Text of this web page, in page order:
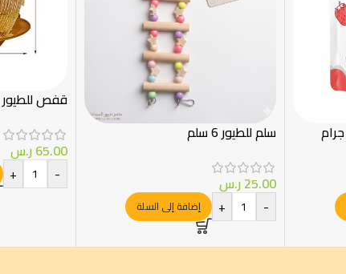
سلم للطيور 6 سلم
25.00ر.س
-
+ إضافة إلى السلة
قفص
65.00ر.س
-
+